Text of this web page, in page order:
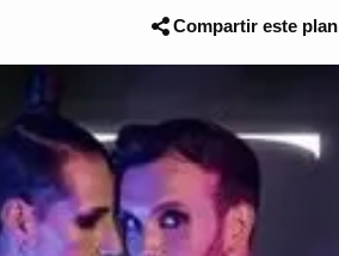
Compartir este plan